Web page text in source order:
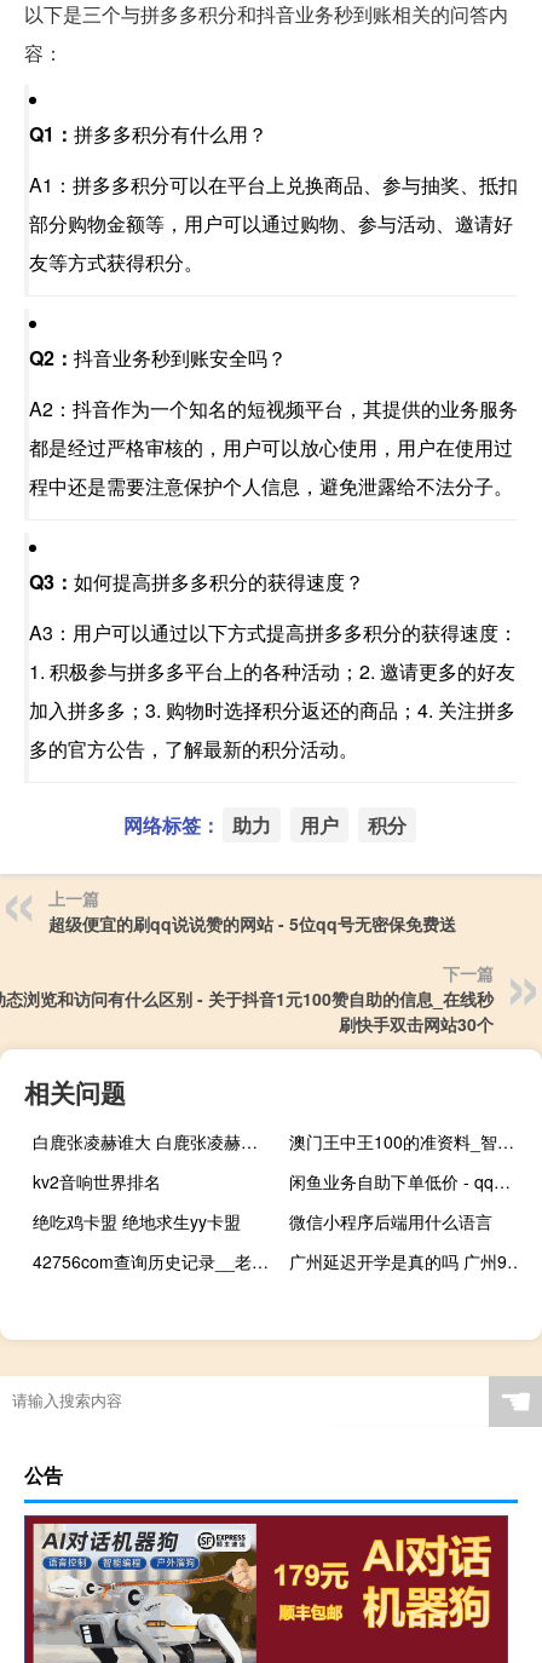
以下是三个与拼多多积分和抖音业务秒到账相关的问答内
容：
Q1： 拼多多积分有什么用？
A1：拼多多积分可以在平台上兑换商品、参与抽奖、抵扣
部分购物金额等，用户可以通过购物、参与活动、邀请好
友等方式获得积分。
Q2： 抖音业务秒到账安全吗？
A2：抖音作为一个知名的短视频平台，其提供的业务服务
都是经过严格审核的，用户可以放心使用，用户在使用过
程中还是需要注意保护个人信息，避免泄露给不法分子。
Q3： 如何提高拼多多积分的获得速度？
A3：用户可以通过以下方式提高拼多多积分的获得速度：
1. 积极参与拼多多平台上的各种活动；2. 邀请更多的好友
加入拼多多；3. 购物时选择积分返还的商品；4. 关注拼多
多的官方公告，了解最新的积分活动。
网络标签： 助力 用户 积分
上一篇
超级便宜的刷qq说说赞的网站 - 5位qq号无密保免费送
下一篇
浏览和访问有什么区别 - 关于抖音1元100赞自助的信息_在线秒
刷快手双击网站30个
相关问题
白鹿张凌赫谁大 白鹿张凌赫同款手串引热议
澳门王中王100的准资料_智能AI深度解析_AI助手版g12.64.439
kv2音响世界排名
闲鱼业务自助下单低价 - qq空间秒赞秒评论软件 代网刷网站
绝吃鸡卡盟 绝地求生yy卡盟
微信小程序后端用什么语言
42756com查询历史记录__老师最新诗意解释落实-3498.V1.219
广州延迟开学是真的吗 广州9区延迟开学
☚
公告